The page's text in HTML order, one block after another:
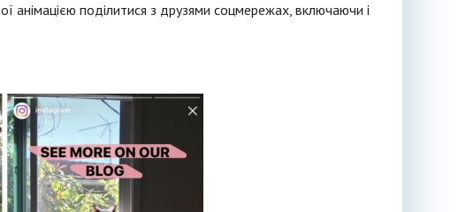
анімацією поділитися з друзями соцмережах, включаючи і